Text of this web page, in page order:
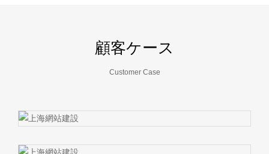
顧客ケース
Customer Case